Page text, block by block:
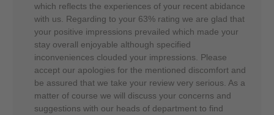
which reflects the experiences of your recent abidance
with us. Regarding to your 63% rating we are glad that
your positive impressions prevailed which made your
stay overall enjoyable although specified
inconveniences clouded your impressions. Please
accept our apologies for the mentioned discomfort and
be assured that we take your review very serious. As a
matter of course we will discuss your concerns and
suggestions with our heads of department to find